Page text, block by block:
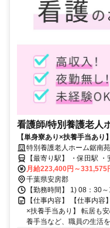
看護師/特別養護老人
【単身寮あり×扶養手当あり
特別養護老人ホーム鋸南苑
【最寄り駅】 ・保田駅
月給223,400円～331,575
千葉県安房郡
【勤務時間】 1) 08：30
【仕事内容】 【仕事内
×扶養手当あり】 転居も
養手当など、職員の生活